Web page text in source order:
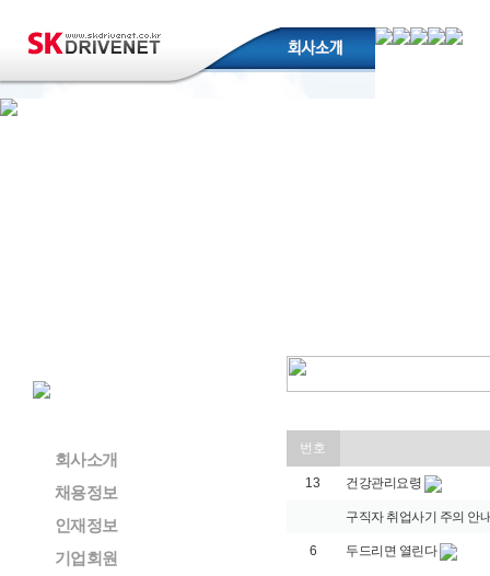
회사소개
채용정보
인재정보
기업회원
번호
13 건강관리요령
구직자 취업사기 주의 안
6 두드리면 열린다